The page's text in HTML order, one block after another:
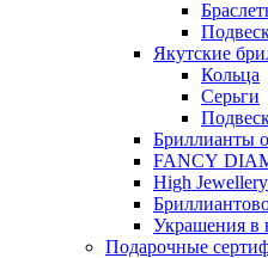
Якутские
Кольца
Серьги
Бриллианты
FANCY
High Jewellery
Украшения в
Подарочные